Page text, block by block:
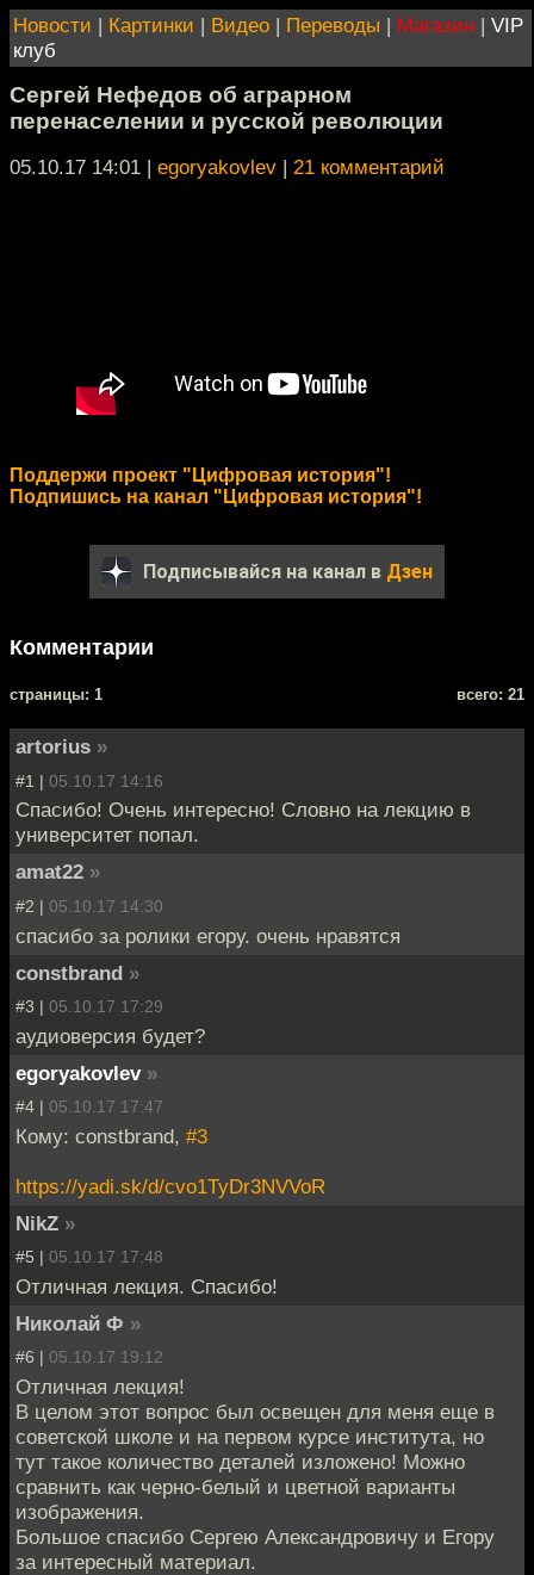
Новости | Картинки | Видео | Переводы | Магазин | VIP
клуб
Сергей Нефедов об аграрном
перенаселении и русской революции
05.10.17 14:01 | egoryakovlev | 21 комментарий
Поддержи проект "Цифровая история"!
Подпишись на канал "Цифровая история"!
Подписывайся на канал в Дзен
Комментарии
cтраницы: 1 всего: 21
artorius »
#1 | 05.10.17 14:16
Спасибо! Очень интересно! Словно на лекцию в
университет попал.
amat22 »
#2 | 05.10.17 14:30
спасибо за ролики егору. очень нравятся
constbrand »
#3 | 05.10.17 17:29
аудиоверсия будет?
egoryakovlev »
#4 | 05.10.17 17:47
Кому: constbrand, #3
https://yadi.sk/d/cvo1TyDr3NVVoR
NikZ »
#5 | 05.10.17 17:48
Отличная лекция. Спасибо!
Николай Ф »
#6 | 05.10.17 19:12
Отличная лекция!
В целом этот вопрос был освещен для меня еще в
советской школе и на первом курсе института, но
тут такое количество деталей изложено! Можно
сравнить как черно-белый и цветной варианты
изображения.
Большое спасибо Сергею Александровичу и Егору
за интересный материал.